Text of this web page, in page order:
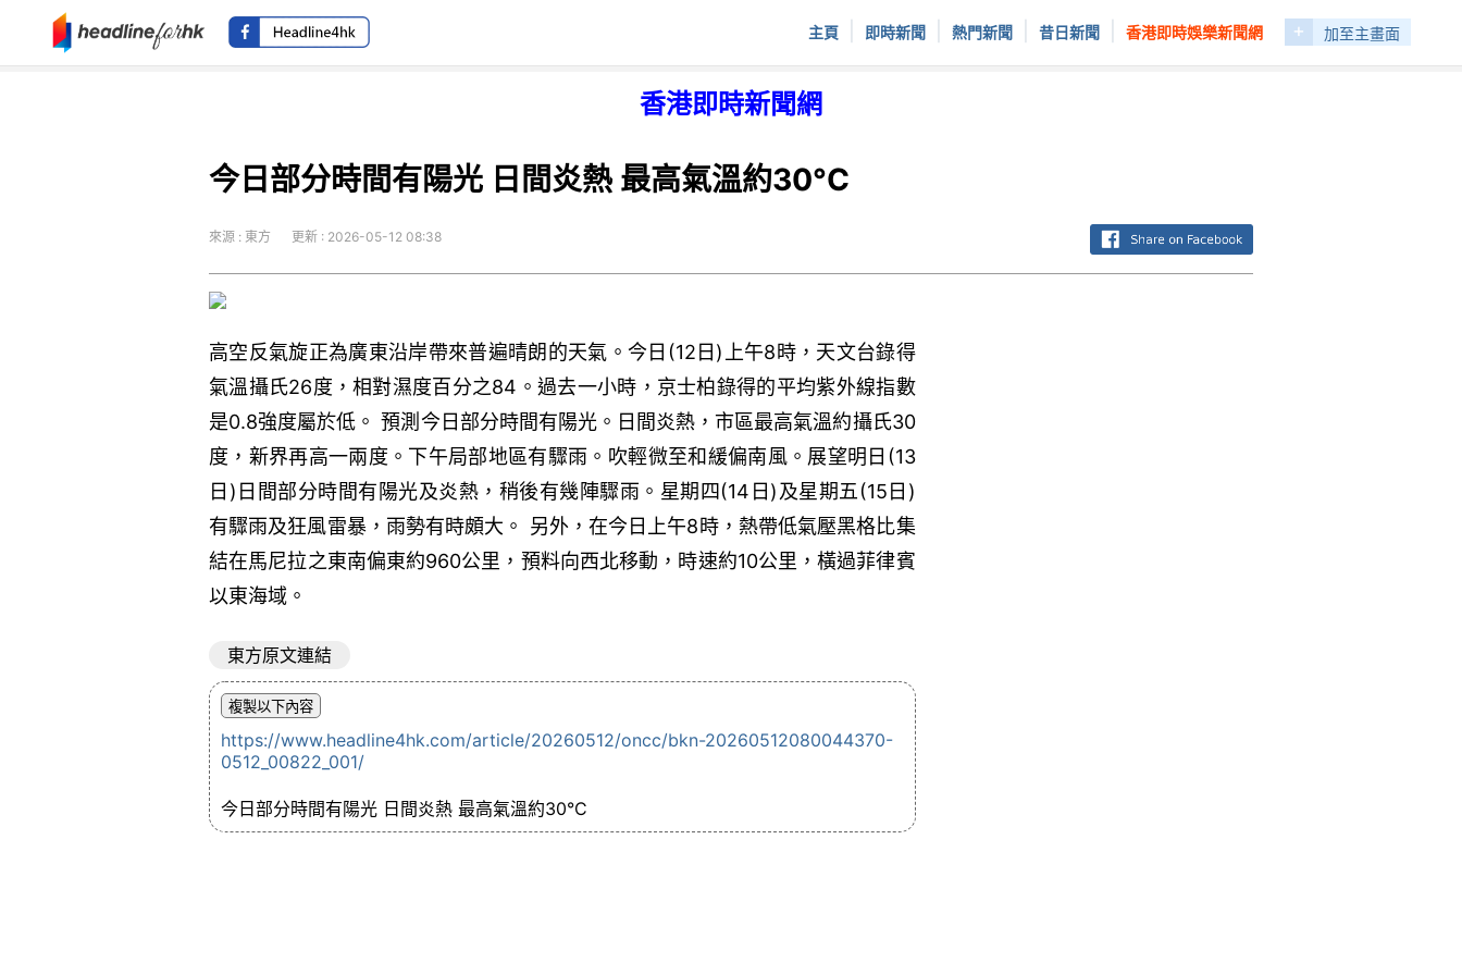
主頁 即時新聞 熱門新聞 昔日新聞 香港即時娛樂新聞網 + 加至主畫面
香港即時新聞網
今日部分時間有陽光 日間炎熱 最高氣溫約30°C
來源 : 東方 更新 : 2026-05-12 08:38
高空反氣旋正為廣東沿岸帶來普遍晴朗的天氣。今日(12日)上午8時，天文台錄得
氣溫攝氏26度，相對濕度百分之84。過去一小時，京士柏錄得的平均紫外線指數
是0.8強度屬於低。 預測今日部分時間有陽光。日間炎熱，市區最高氣溫約攝氏30
度，新界再高一兩度。下午局部地區有驟雨。吹輕微至和緩偏南風。展望明日(13
日)日間部分時間有陽光及炎熱，稍後有幾陣驟雨。星期四(14日)及星期五(15日)
有驟雨及狂風雷暴，雨勢有時頗大。 另外，在今日上午8時，熱帶低氣壓黑格比集
結在馬尼拉之東南偏東約960公里，預料向西北移動，時速約10公里，橫過菲律賓
以東海域。
東方原文連結
https://www.headline4hk.com/article/20260512/oncc/bkn-20260512080044370-
0512_00822_001/
今日部分時間有陽光 日間炎熱 最高氣溫約30°C